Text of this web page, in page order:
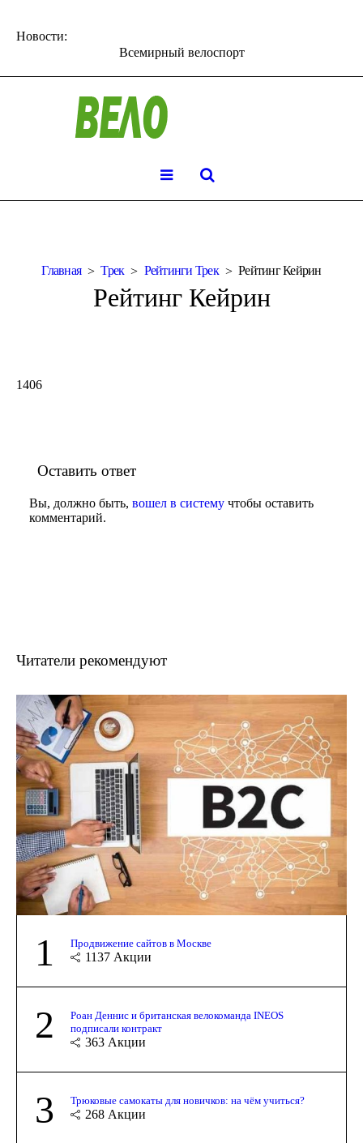
Новости:
Всемирный велоспорт
Главная Трек Рейтинги Трек Рейтинг Кейрин
Рейтинг Кейрин
1406
Оставить ответ
Вы, должно быть,вошел в систему чтобы оставить
комментарий.
Читатели рекомендуют
1 Продвижение сайтов в Москве
1137 Акции
2
Роан Деннис и британская велокоманда INEOS
подписали контракт
363 Акции
3 Трюковые самокаты для новичков: на чём учиться?
268 Акции